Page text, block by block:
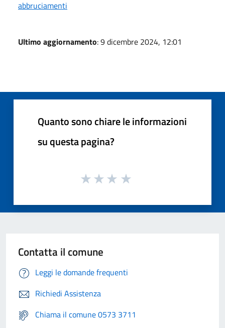
abbruciamenti
Ultimo aggiornamento: 9 dicembre 2024, 12:01
Quanto sono chiare le informazioni
su questa pagina?
Contatta il comune
Leggi le domande frequenti
Richiedi Assistenza
Chiama il comune 0573 3711